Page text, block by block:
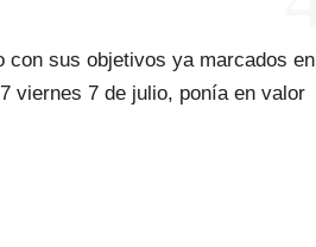
con sus objetivos ya marcados en
viernes 7 de julio, ponía en valor